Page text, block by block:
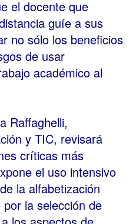
el docente que
guíe a sus
no sólo los beneficios
de usar
académico al
Raffaghelli,
y TIC, revisará
críticas más
el uso intensivo
la alfabetización
la selección de